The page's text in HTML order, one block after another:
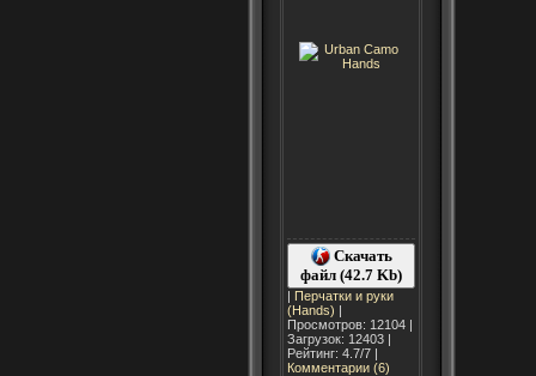
Скачать
файл (42.7 Kb)
| Перчатки и руки
(Hands) |
Просмотров: 12104 |
Загрузок: 12403 |
Рейтинг: 4.7/7 |
Комментарии (6)